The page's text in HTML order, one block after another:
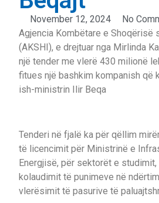
November 12, 2024 No
Agjencia Kombëtare e Shoqërisë
(AKSHI), e drejtuar nga Mirlinda
një tender me vlerë 430 milionë
fitues një bashkim kompanish që
ish-ministrin Ilir Beqa
Tenderi në fjalë ka për qëllim
të licencimit për Ministrinë e
Energjisë, për sektorët e
kolaudimit të punimeve në
vlerësimit të pasurive të